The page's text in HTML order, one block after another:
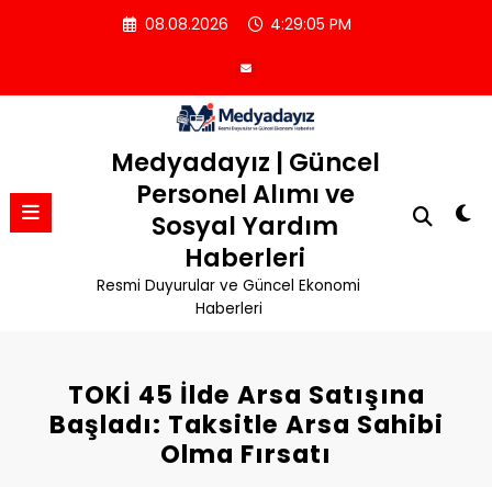
08.08.2026 4:29:05 PM
Medyadayız | Güncel
Personel Alımı ve
Sosyal Yardım
Haberleri
Resmi Duyurular ve Güncel Ekonomi
Haberleri
TOKİ 45 İlde Arsa Satışına
Başladı: Taksitle Arsa Sahibi
Olma Fırsatı